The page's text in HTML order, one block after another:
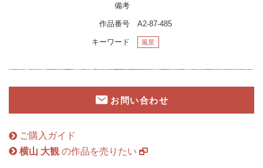
備考
作品番号 A2-87-485
キーワード 風景
お問い合わせ
ご購入ガイド
横山 大観の作品を売りたい